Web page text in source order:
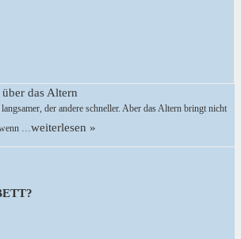
das Altern
der andere schneller. Aber das Altern bringt nicht
… weiterlesen »